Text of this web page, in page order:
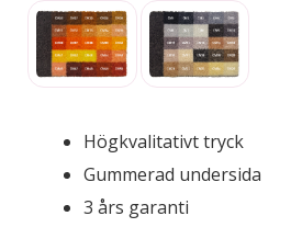
Högkvalitativt tryck
Gummerad undersida
3 års garanti